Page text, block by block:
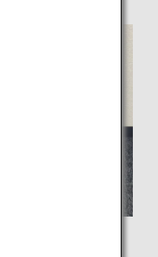
กพา, การตรวจสอบ)